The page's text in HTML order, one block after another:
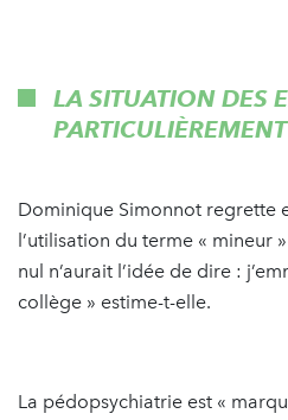
LA SITUATION DES
Dominique Simonnot regrette
l’utilisation du terme « mineur
nul n’aurait l’idée de dire :
collège » estime-t-elle.
La pédopsychiatrie est «